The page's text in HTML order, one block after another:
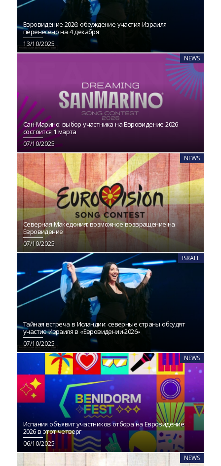
Евровидение 2026: обсуждение участия Израиля
перенесено на 4 декабря
13/10/2025
NEWS
Сан-Марино: выбор участника на Евровидение 2026
состоится 1 марта
07/10/2025
NEWS
Северная Македония: возможное возвращение на
Евровидение
07/10/2025
ISRAEL
Тайная встреча в Исландии: северные страны обсудят
участие Израиля в «Евровидении‑2026»
07/10/2025
NEWS
Испания объявит участников отбора на Евровидение
2026 в этот четверг
06/10/2025
NEWS